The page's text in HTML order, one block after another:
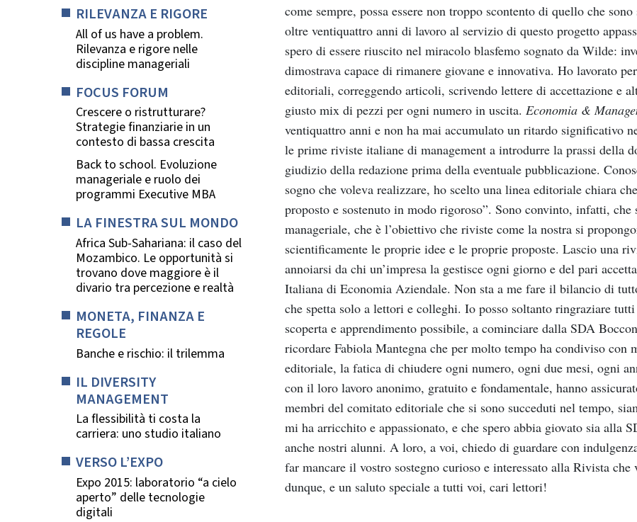
RILEVANZA E RIGORE
All of us have a problem.
Rilevanza e rigore nelle
discipline manageriali
FOCUS FORUM
Crescere o ristrutturare?
Strategie finanziarie in un
contesto di bassa crescita
Back to school. Evoluzione
manageriale e ruolo dei
programmi Executive MBA
LA FINESTRA SUL MONDO
Africa Sub-Sahariana: il caso del
Mozambico. Le opportunità si
trovano dove maggiore è il
divario tra percezione e realtà
MONETA, FINANZA E
REGOLE
Banche e rischio: il trilemma
IL DIVERSITY
MANAGEMENT
La flessibilità ti costa la
carriera: uno studio italiano
VERSO L’EXPO
Expo 2015: laboratorio “a cielo
aperto” delle tecnologie
digitali
come sempre, possa essere non troppo scontento di quello che sono
oltre ventiquattro anni di lavoro al servizio di questo progetto
spero di essere riuscito nel miracolo blasfemo sognato da Wilde:
dimostrava capace di rimanere giovane e innovativa. Ho lavorato per
editoriali, correggendo articoli, scrivendo lettere di accettazione e
giusto mix di pezzi per ogni numero in uscita. Economia & M
ventiquattro anni e non ha mai accumulato un ritardo signifcativo
le prime riviste italiane di management a introdurre la prassi della
giudizio della redazione prima della eventuale pubblicazione.
sogno che voleva realizzare, ho scelto una linea editoriale chiara che
proposto e sostenuto in modo rigoroso”. Sono convinto, infatti, che
manageriale, che è l’obiettivo che riviste come la nostra si
scientificamente le proprie idee e le proprie proposte. Lascio una
annoiarsi da chi un’impresa la gestisce ogni giorno e del pari ac
Italiana di Economia Aziendale. Non sta a me fare il bilancio di
che spetta solo a lettori e colleghi. Io posso soltanto ringraziare tutti
scoperta e apprendimento possibile, a cominciare dalla SDA
ricordare Fabiola Mantegna che per molto tempo ha condiviso con
editoriale, la fatica di chiudere ogni numero, ogni due mesi, ogni
con il loro lavoro anonimo, gratuito e fondamentale, hanno
membri del comitato editoriale che si sono succeduti nel tempo,
mi ha arricchito e appassionato, e che spero abbia giovato sia alla
anche nostri alunni. A loro, a voi, chiedo di guardare con
far mancare il vostro sostegno curioso e interessato alla Rivista che
dunque, e un saluto speciale a tutti voi, cari lettori!